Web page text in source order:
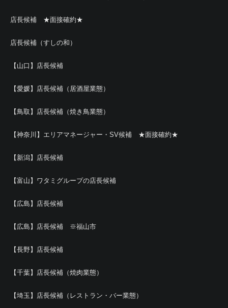
店長候補 ★面接確約★
店長候補（すしの和）
【山口】店長候補
【愛媛】店長候補（居酒屋業態）
【鳥取】店長候補（焼き鳥業態）
【神奈川】エリアマネージャー・SV候補 ★面接確約★
【新潟】店長候補
【富山】ワタミグループの店長候補
【広島】店長候補
【広島】店長候補 ※福山市
【長野】店長候補
【千葉】店長候補（焼肉業態）
【埼玉】店長候補（レストラン・バー業態）